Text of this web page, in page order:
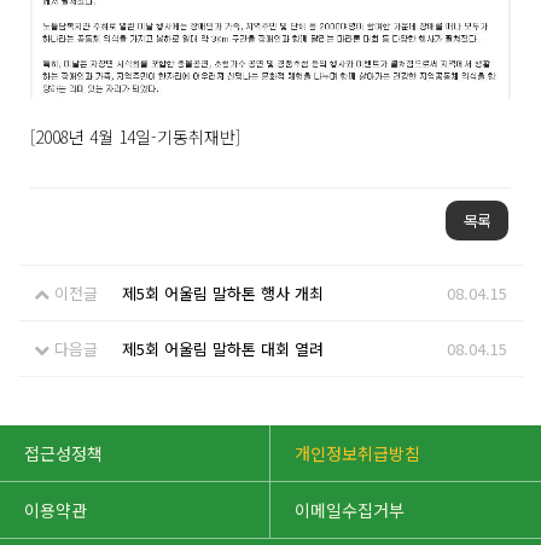
[2008년 4월 14일-기동취재반]
목록
이전글 제5회 어울림 말하톤 행사 개최 08.04.15
다음글 제5회 어울림 말하톤 대회 열려 08.04.15
접근성정책 개인정보취급방침
이용약관 이메일수집거부